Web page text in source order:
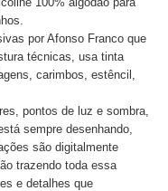
por Afonso Franco que
técnicas, usa tinta
carimbos, estêncil,
pontos de luz e sombra,
sempre desenhando,
são digitalmente
trazendo toda essa
e detalhes que